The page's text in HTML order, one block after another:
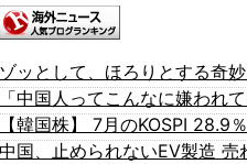
ゾッとして、ほろりとする奇妙
「中国人ってこんなに嫌われ
【韓国株】 7月のKOSPI